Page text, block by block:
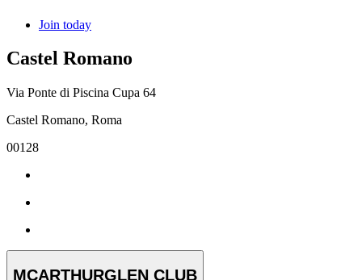
Join today
Castel Romano
Via Ponte di Piscina Cupa 64
Castel Romano, Roma
00128
MCARTHURGLEN CLUB